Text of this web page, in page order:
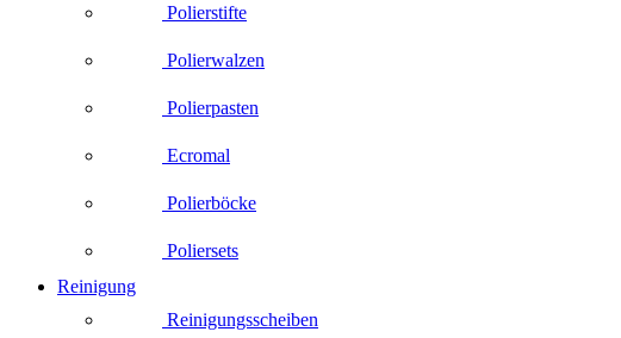
Polierstifte
Polierwalzen
Polierpasten
Ecromal
Polierböcke
Poliersets
Reinigung
Reinigungsscheiben